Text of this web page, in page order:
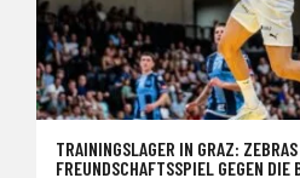
TRAININGSLAGER IN GRAZ:
FREUNDSCHAFTSSPIEL GEGEN